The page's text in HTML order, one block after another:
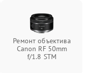
Ремонт объектива
Canon RF 50mm
f/1.8 STM